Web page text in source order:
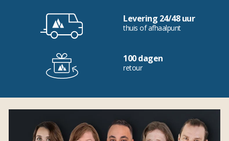
Levering 24/48 uur
thuis of afhaalpunt
100 dagen
retour